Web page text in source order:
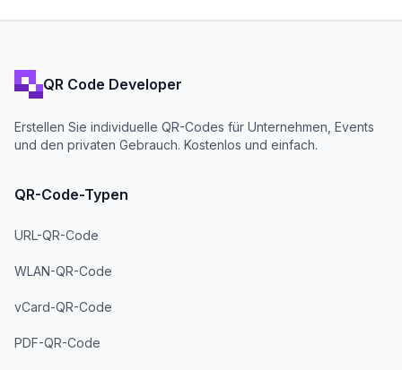
QR Code Developer
Erstellen Sie individuelle QR-Codes für Unternehmen, Events
und den privaten Gebrauch. Kostenlos und einfach.
QR-Code-Typen
URL-QR-Code
WLAN-QR-Code
vCard-QR-Code
PDF-QR-Code